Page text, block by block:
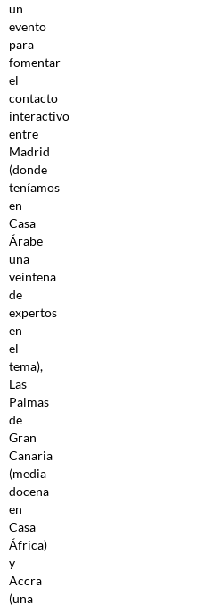
un
evento
para
fomentar
el
contacto
interactivo
entre
Madrid
(donde
teníamos
en
Casa
Árabe
una
veintena
de
expertos
en
el
tema),
Las
Palmas
de
Gran
Canaria
(media
docena
en
Casa
África)
y
Accra
(una